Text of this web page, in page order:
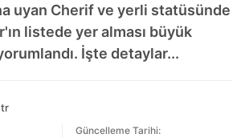
uyan Cherif ve yerli statüsünde
listede yer alması büyük
İşte detaylar...
Güncelleme Tarihi: